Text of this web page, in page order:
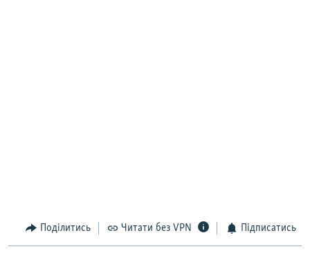
Поділитись Читати без VPN Підписатись